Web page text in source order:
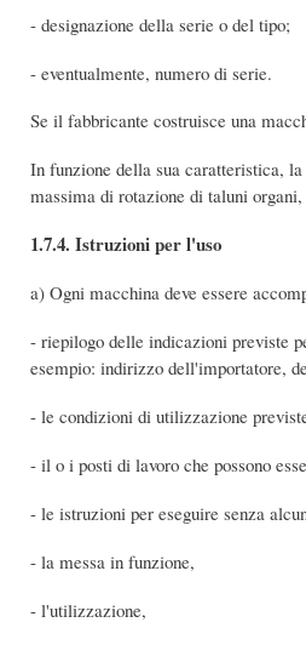
- designazione della serie o del tipo;
- eventualmente, numero di serie.
Se il fabbricante costruisce una
In funzione della sua caratteristica,
massima di rotazione di taluni
1.7.4. Istruzioni per l'uso
a) Ogni macchina deve essere
- riepilogo delle indicazioni previste
esempio: indirizzo dell'importatore,
- le condizioni di utilizzazione
- il o i posti di lavoro che possono
- le istruzioni per eseguire senza
- la messa in funzione,
- l'utilizzazione,